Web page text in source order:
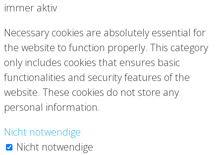
immer aktiv
Necessary cookies are absolutely essential for
the website to function properly. This category
only includes cookies that ensures basic
functionalities and security features of the
website. These cookies do not store any
personal information.
Nicht notwendige
Nicht notwendige